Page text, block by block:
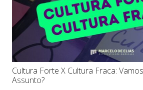
Cultura Forte X Cultura Fraca:
Assunto?